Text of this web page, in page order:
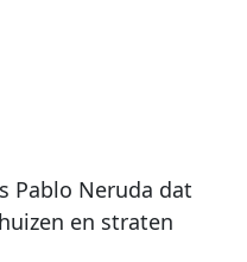
Pablo Neruda dat
en straten